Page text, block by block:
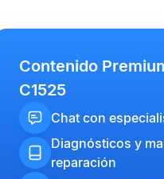
Contenido
C1525
Chat con
Diagnósticos y
reparación